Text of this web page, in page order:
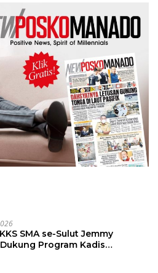
SMA se-Sulut Jemmy
Program Kadis